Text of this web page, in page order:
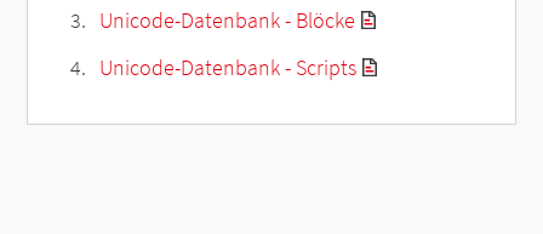
Unicode-Datenbank - Blöcke
Unicode-Datenbank - Scripts